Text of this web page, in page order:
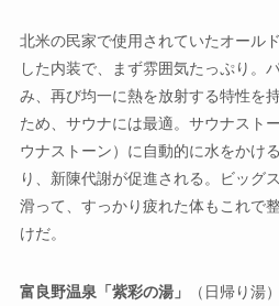
北米の民家で使用されていたオール
した内装で、まず雰囲気たっぷり。
み、再び均一に熱を放射する特性を
ため、サウナには最適。サウナスト
ウナストーン）に自動的に水をかけ
り、新陳代謝が促進される。ビッグ
滑って、すっかり疲れた体もこれで
けだ。
富良野温泉「紫彩の湯」
（日帰り湯）